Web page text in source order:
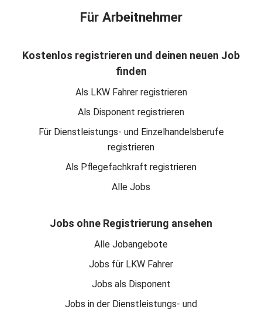
Für Arbeitnehmer
Kostenlos registrieren und deinen neuen Job
finden
Als LKW Fahrer registrieren
Als Disponent registrieren
Für Dienstleistungs- und Einzelhandelsberufe
registrieren
Als Pflegefachkraft registrieren
Alle Jobs
Jobs ohne Registrierung ansehen
Alle Jobangebote
Jobs für LKW Fahrer
Jobs als Disponent
Jobs in der Dienstleistungs- und